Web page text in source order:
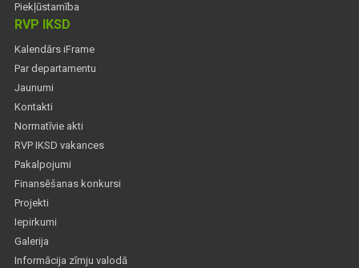
Piekļūstamība
RVP IKSD
Kalendārs iFrame
Par departamentu
Jaunumi
Kontakti
Normatīvie akti
RVP IKSD vakances
Pakalpojumi
Finansēšanas konkursi
Projekti
Iepirkumi
Galerija
Informācija zīmju valodā